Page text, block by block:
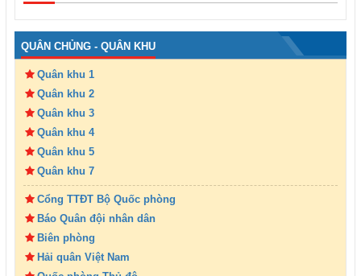
QUÂN CHỦNG - QUÂN KHU
Quân khu 1
Quân khu 2
Quân khu 3
Quân khu 4
Quân khu 5
Quân khu 7
Cổng TTĐT Bộ Quốc phòng
Báo Quân đội nhân dân
Biên phòng
Hải quân Việt Nam